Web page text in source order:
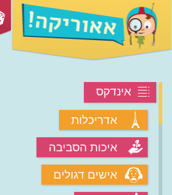
אינדקס
אדריכלות
איכות הסביבה
אישים דגולים